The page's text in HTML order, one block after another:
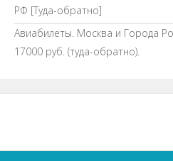
РФ [Туда-обратно]
Авиабилеты. Москва и Города
17000 руб. (туда-обратно).